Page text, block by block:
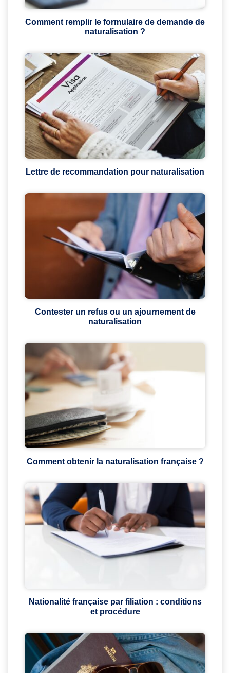
Comment remplir le formulaire de demande de
naturalisation ?
Lettre de recommandation pour naturalisation
Contester un refus ou un ajournement de
naturalisation
Comment obtenir la naturalisation française ?
Nationalité française par filiation : conditions
et procédure